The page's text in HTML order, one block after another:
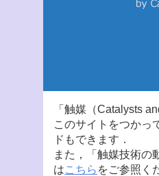
「触媒（Catalysts
このサイトをつかっ
ドもできます．
また，「触媒技術の
はこちら をご参照く